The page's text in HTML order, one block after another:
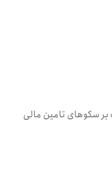
بر سکوهای تامین مالی